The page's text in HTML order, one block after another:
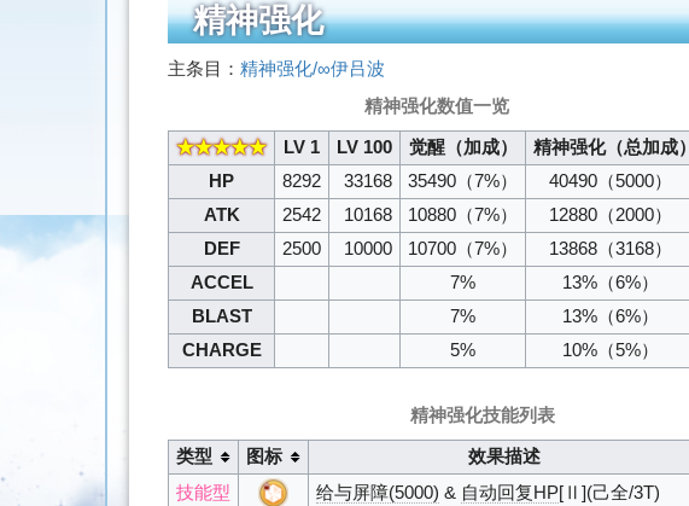
精神强化
主条目：精神强化/∞伊吕波
精神强化数值一览
★★★★★ LV 1 LV 100 觉醒（加成）
精神强化（总加成）
HP
8292 33168 35490 （7%） 40490 （5000）
ATK
2542 10168 10880 （7%） 12880 （2000）
DEF
2500 10000 10700 （7%） 13868 （3168）
ACCEL
7% 13% （6%）
BLAST
7% 13% （6%）
CHARGE
5% 10% （5%）
精神强化技能列表
类型 图标 效果描述
技能型
给与屏障(5000) & 自动回复HP[Ⅱ](己全/3T)